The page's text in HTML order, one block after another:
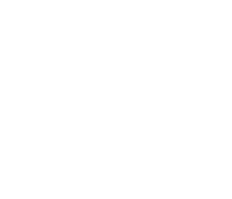
nytt, eller ta bort något av